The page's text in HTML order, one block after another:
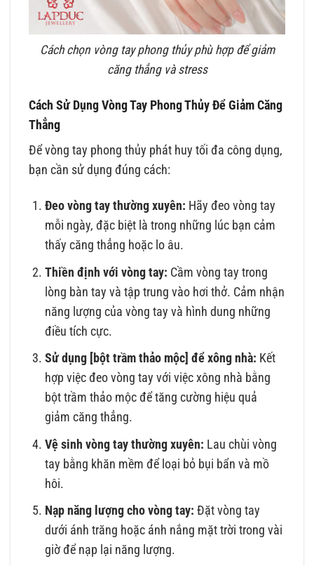
Cách chọn vòng tay phong thủy phù hợp để giảm
căng thẳng và stress
Cách Sử Dụng Vòng Tay Phong Thủy Để Giảm Căng
Thẳng
Để vòng tay phong thủy phát huy tối đa công dụng,
bạn cần sử dụng đúng cách:
Đeo vòng tay thường xuyên: Hãy đeo vòng tay
mỗi ngày, đặc biệt là trong những lúc bạn cảm
thấy căng thẳng hoặc lo âu.
Thiền định với vòng tay: Cầm vòng tay trong
lòng bàn tay và tập trung vào hơi thở. Cảm nhận
năng lượng của vòng tay và hình dung những
điều tích cực.
Sử dụng [bột trầm thảo mộc] để xông nhà: Kết
hợp việc đeo vòng tay với việc xông nhà bằng
bột trầm thảo mộc để tăng cường hiệu quả
giảm căng thẳng.
Vệ sinh vòng tay thường xuyên: Lau chùi vòng
tay bằng khăn mềm để loại bỏ bụi bẩn và mồ
hôi.
Nạp năng lượng cho vòng tay: Đặt vòng tay
dưới ánh trăng hoặc ánh nắng mặt trời trong vài
giờ để nạp lại năng lượng.